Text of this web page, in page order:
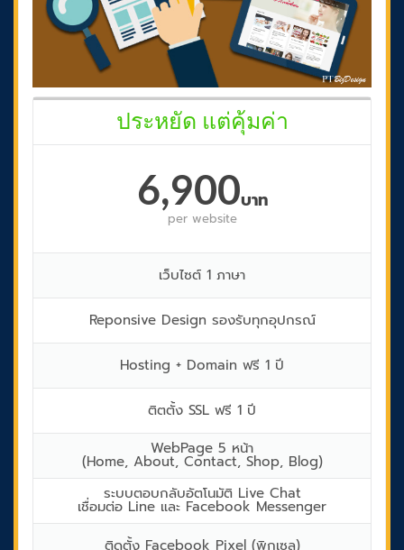
ประหยัด แต่คุ้มค่า
6,900บาท
per website
เว็บไซต์ 1 ภาษา
Reponsive Design รองรับทุกอุปกรณ์
Hosting + Domain ฟรี 1 ปี
ติตตั้ง SSL ฟรี 1 ปี
WebPage 5 หน้า
(Home, About, Contact, Shop, Blog)
ระบบตอบกลับอัตโนมัติ Live Chat
เชื่อมต่อ Line และ Facebook Messenger
ติดตั้ง Facebook Pixel (พิกเซล)